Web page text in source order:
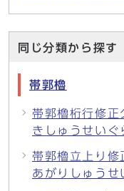
同じ分類から探す
帯郭櫓
帯郭櫓桁行修正
きしゅうせいぐ
帯郭櫓立上り修
あがりしゅうせ